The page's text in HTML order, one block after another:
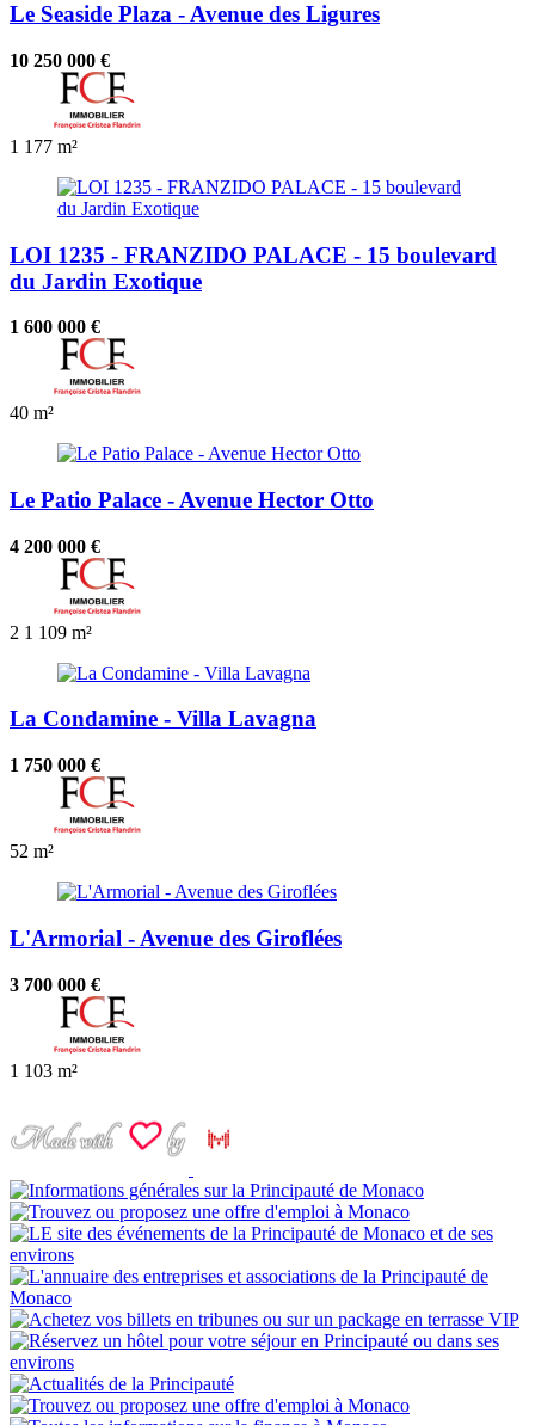
Le Seaside Plaza - Avenue des Ligures
10 250 000 €
1 177 m²
LOI 1235 - FRANZIDO PALACE - 15 boulevard
du Jardin Exotique
1 600 000 €
40 m²
Le Patio Palace - Avenue Hector Otto
4 200 000 €
2 1 109 m²
La Condamine - Villa Lavagna
1 750 000 €
52 m²
L'Armorial - Avenue des Giroflées
3 700 000 €
1 103 m²